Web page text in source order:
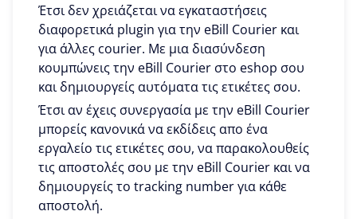
Έτσι δεν χρειάζεται να εγκαταστήσεις
διαφορετικά plugin για την eBill Courier και
για άλλες courier. Με μια διασύνδεση
κουμπώνεις την eBill Courier στο eshop σου
και δημιουργείς αυτόματα τις ετικέτες σου.
Έτσι αν έχεις συνεργασία με την eBill Courier
μπορείς κανονικά να εκδίδεις απο ένα
εργαλείο τις ετικέτες σου, να παρακολουθείς
τις αποστολές σου με την eBill Courier και να
δημιουργείς το tracking number για κάθε
αποστολή.